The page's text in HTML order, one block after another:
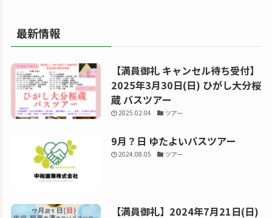
最新情報
【満員御礼 キャンセル待ち受付】
2025年3月30日(日) ひがし大分桜
蔵 バスツアー
2025.02.04 ツアー
9月？日 ゆたよいバスツアー
2024.08.05 ツアー
【満員御礼】2024年7月21日(日)